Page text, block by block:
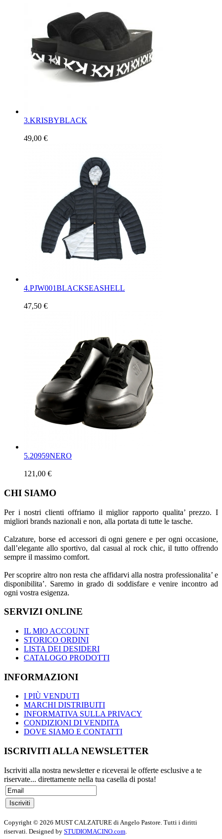
3.KRISBYBLACK
49,00 €
4.PJW001BLACKSEASHELL
47,50 €
5.20959NERO
121,00 €
CHI SIAMO
Per i nostri clienti offriamo il miglior rapporto qualita’ prezzo. I
migliori brands nazionali e non, alla portata di tutte le tasche.
Calzature, borse ed accessori di ogni genere e per ogni occasione,
dall’elegante allo sportivo, dal casual al rock chic, il tutto offrendo
sempre il massimo comfort.
Per scoprire altro non resta che affidarvi alla nostra professionalita’ e
disponibilita’. Saremo in grado di soddisfare e venire incontro ad
ogni vostra esigenza.
SERVIZI ONLINE
IL MIO ACCOUNT
STORICO ORDINI
LISTA DEI DESIDERI
CATALOGO PRODOTTI
INFORMAZIONI
I PIÙ VENDUTI
MARCHI DISTRIBUITI
INFORMATIVA SULLA PRIVACY
CONDIZIONI DI VENDITA
DOVE SIAMO E CONTATTI
ISCRIVITI ALLA NEWSLETTER
Iscriviti alla nostra newsletter e riceverai le offerte esclusive a te
riservate... direttamente nella tua casella di posta!
Copyright © 2026 MUST CALZATURE di Angelo Pastore . Tutti i diritti
riservati. Designed by STUDIOMACINO.com